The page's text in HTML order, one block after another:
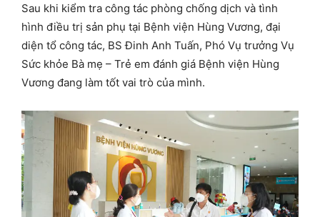
Sau khi kiểm tra công tác phòng chống dịch và tình
hình điều trị sản phụ tại Bệnh viện Hùng Vương, đại
diện tổ công tác, BS Đinh Anh Tuấn, Phó Vụ trưởng Vụ
Sức khỏe Bà mẹ – Trẻ em đánh giá Bệnh viện Hùng
Vương đang làm tốt vai trò của mình.